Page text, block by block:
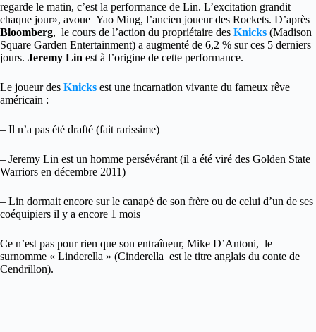
regarde le matin, c’est la performance de Lin. L’excitation grandit
chaque jour», avoue Yao Ming, l’ancien joueur des Rockets. D’après
Bloomberg, le cours de l’action du propriétaire des Knicks (Madison
Square Garden Entertainment) a augmenté de 6,2 % sur ces 5 derniers
jours. Jeremy Lin est à l’origine de cette performance.
Le joueur des Knicks est une incarnation vivante du fameux rêve
américain :
– Il n’a pas été drafté (fait rarissime)
– Jeremy Lin est un homme persévérant (il a été viré des Golden State
Warriors en décembre 2011)
– Lin dormait encore sur le canapé de son frère ou de celui d’un de ses
coéquipiers il y a encore 1 mois
Ce n’est pas pour rien que son entraîneur, Mike D’Antoni, le
surnomme « Linderella » (Cinderella est le titre anglais du conte de
Cendrillon).